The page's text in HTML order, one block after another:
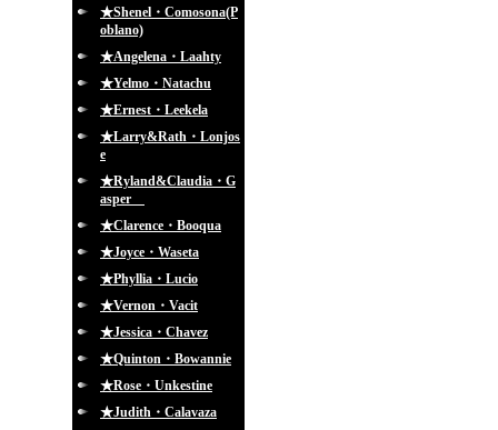
★Shenel・Comosona(P
oblano)
★Angelena・Laahty
★Yelmo・Natachu
★Ernest・Leekela
★Larry&Rath・Lonjos
e
★Ryland&Claudia・G
asper
★Clarence・Booqua
★Joyce・Waseta
★Phyllia・Lucio
★Vernon・Vacit
★Jessica・Chavez
★Quinton・Bowannie
★Rose・Unkestine
★Judith・Calavaza